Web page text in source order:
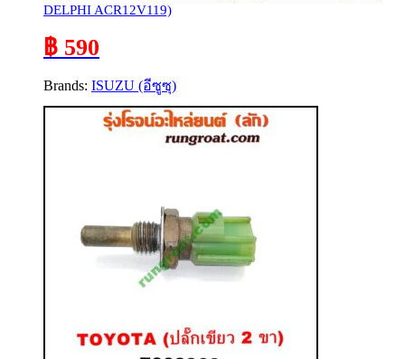
DELPHI ACR12V119)
฿ 590
Brands: ISUZU (อีซูซุ)